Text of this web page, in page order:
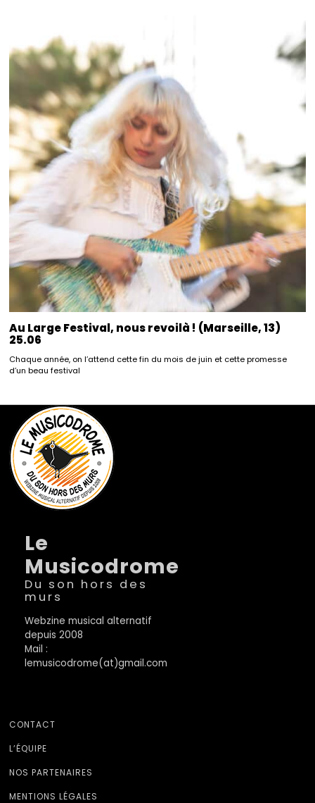
Au Large Festival, nous revoilà ! (Marseille, 13)
25.06
Chaque année, on l’attend cette fin du mois de juin et cette promesse
d’un beau festival
Le
Musicodrome
Du son hors des
murs
Webzine musical alternatif
depuis 2008
Mail :
lemusicodrome(at)gmail.com
CONTACT
L’ÉQUIPE
NOS PARTENAIRES
MENTIONS LÉGALES